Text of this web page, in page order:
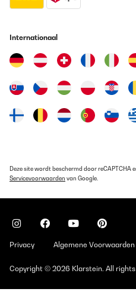
Internationaal
Deze site wordt beschermd door reCAPTCHA
Servicevoorwaarden van Google.
Privacy Algemene Voorwaarden
Copyright © 2026 Klarstein. All